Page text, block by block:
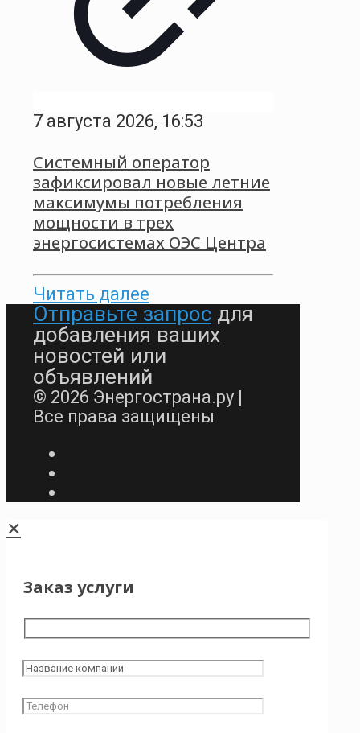
7 августа 2026, 16:53
Системный оператор
зафиксировал новые летние
максимумы потребления
мощности в трех
энергосистемах ОЭС Центра
Читать далее
Отправьте запрос для
добавления ваших
новостей или
объявлений
© 2026 Энергострана.ру |
Все права защищены
✕
Заказ услуги